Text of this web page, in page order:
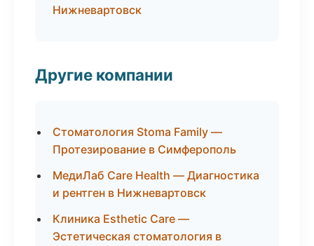
Нижневартовск
Другие компании
Стоматология Stoma Family —
Протезирование в Симферополь
МедиЛаб Care Health — Диагностика
и рентген в Нижневартовск
Клиника Esthetic Care —
Эстетическая стоматология в